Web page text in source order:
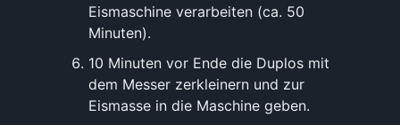
Eismaschine verarbeiten (ca. 50
Minuten).
10 Minuten vor Ende die Duplos mit
dem Messer zerkleinern und zur
Eismasse in die Maschine geben.